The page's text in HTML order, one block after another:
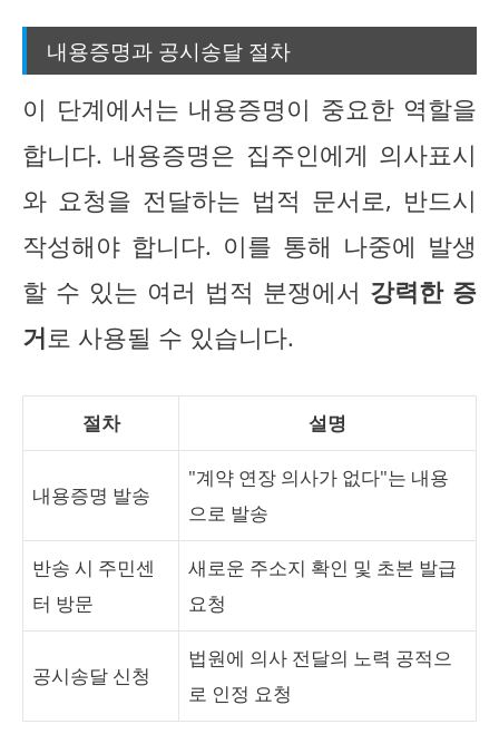
내용증명과 공시송달 절차
이 단계에서는 내용증명이 중요한 역할을
합니다. 내용증명은 집주인에게 의사표시
와 요청을 전달하는 법적 문서로, 반드시
작성해야 합니다. 이를 통해 나중에 발생
할 수 있는 여러 법적 분쟁에서 강력한 증
거로 사용될 수 있습니다.
절차 설명
내용증명 발송
"계약 연장 의사가 없다"는 내용
으로 발송
반송 시 주민센
터 방문
새로운 주소지 확인 및 초본 발급
요청
공시송달 신청
법원에 의사 전달의 노력 공적으
로 인정 요청